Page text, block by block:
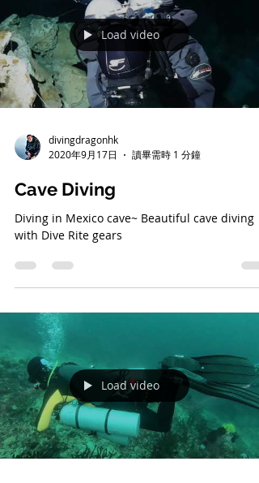
Load video
divingdragonhk
2020年9月17日
讀畢需時 1 分鐘
Cave Diving
Diving in Mexico cave~ Beautiful cave diving
with Dive Rite gears
Load video